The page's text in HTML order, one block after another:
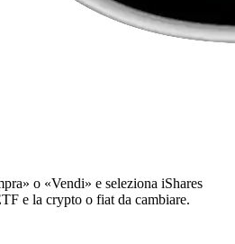
o «Vendi» e seleziona iShares
e la crypto o fiat da cambiare.